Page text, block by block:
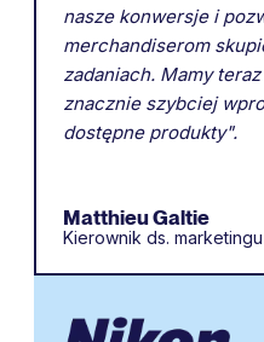
nasze konwersje i
merchandiserom
zadaniach. Mamy
znacznie szybciej
dostępne produkty".
Matthieu Galtie
Kierownik ds.